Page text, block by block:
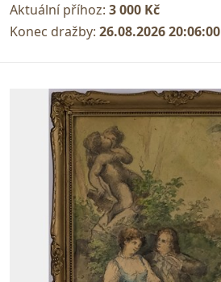
Aktuální příhoz: 3 000 Kč
Konec dražby: 26.08.2026 20:06:00